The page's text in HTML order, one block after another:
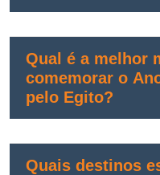
Qual é a melhor
comemorar o
pelo Egito?
Quais destinos